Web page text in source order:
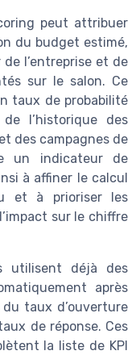
peut attribuer
du budget estimé,
l’entreprise et de
sur le salon. Ce
taux de probabilité
l’historique des
des campagnes de
un indicateur de
à affiner le calcul
et à prioriser les
sur le chiffre
utilisent déjà des
après
du taux d’ouverture
de réponse. Ces
la liste de KPI